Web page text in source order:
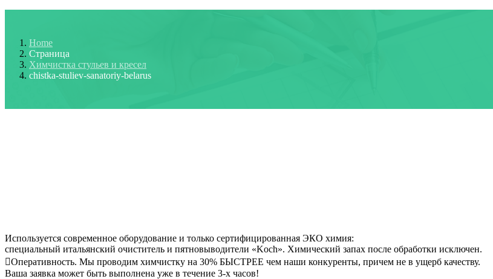
Home
Страница
Химчистка стульев и кресел
chistka-stuliev-sanatoriy-belarus
Используется современное оборудование и только сертифицированная ЭКО химия:
специальный итальянский очиститель и пятновыводители «Koch». Химический запах после обработки исключен.
Оперативность. Мы проводим химчистку на 30% БЫСТРЕЕ чем наши конкуренты, причем не в ущерб качеству.
Ваша заявка может быть выполнена уже в течение 3-х часов!